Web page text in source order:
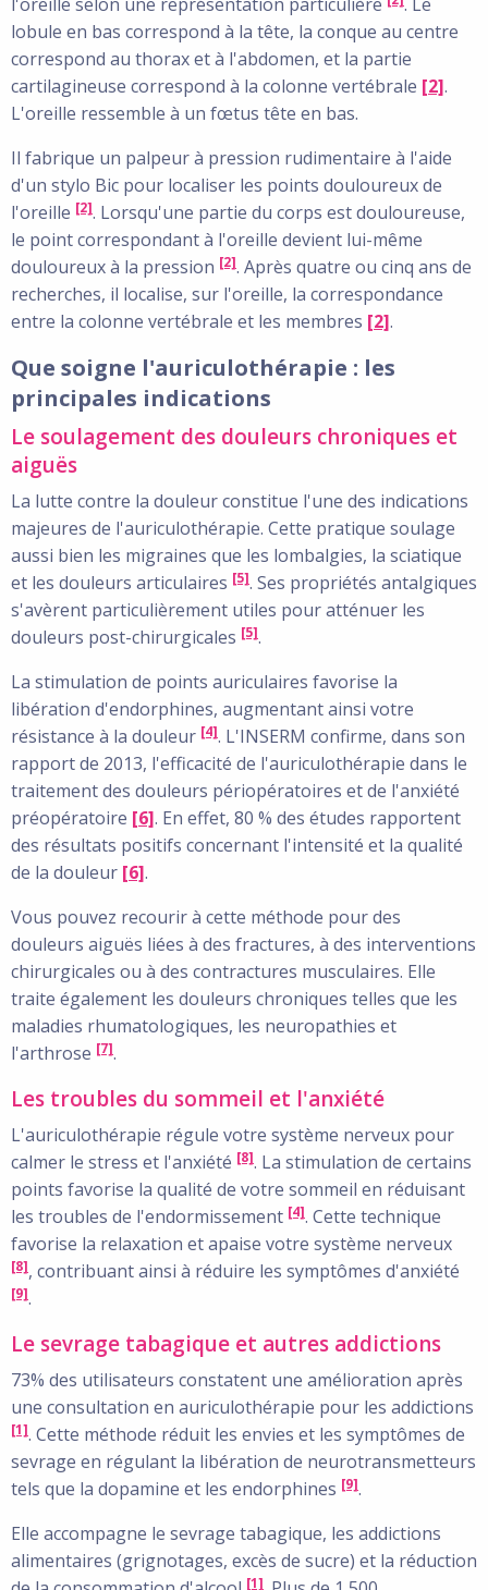
lobule en bas correspond à la tête, la conque au centre
correspond au thorax et à l'abdomen, et la partie
cartilagineuse correspond à la colonne vertébrale [2].
L'oreille ressemble à un fœtus tête en bas.
Il fabrique un palpeur à pression rudimentaire à l'aide
d'un stylo Bic pour localiser les points douloureux de
l'oreille [2]. Lorsqu'une partie du corps est douloureuse,
le point correspondant à l'oreille devient lui-même
douloureux à la pression [2]. Après quatre ou cinq ans de
recherches, il localise, sur l'oreille, la correspondance
entre la colonne vertébrale et les membres [2].
Que soigne l'auriculothérapie : les
principales indications
Le soulagement des douleurs chroniques et
aiguës
La lutte contre la douleur constitue l'une des indications
majeures de l'auriculothérapie. Cette pratique soulage
aussi bien les migraines que les lombalgies, la sciatique
et les douleurs articulaires [5]. Ses propriétés antalgiques
s'avèrent particulièrement utiles pour atténuer les
douleurs post-chirurgicales [5].
La stimulation de points auriculaires favorise la
libération d'endorphines, augmentant ainsi votre
résistance à la douleur [4]. L'INSERM confirme, dans son
rapport de 2013, l'efficacité de l'auriculothérapie dans le
traitement des douleurs périopératoires et de l'anxiété
préopératoire [6]. En effet, 80 % des études rapportent
des résultats positifs concernant l'intensité et la qualité
de la douleur [6].
Vous pouvez recourir à cette méthode pour des
douleurs aiguës liées à des fractures, à des interventions
chirurgicales ou à des contractures musculaires. Elle
traite également les douleurs chroniques telles que les
maladies rhumatologiques, les neuropathies et
l'arthrose [7].
Les troubles du sommeil et l'anxiété
L'auriculothérapie régule votre système nerveux pour
calmer le stress et l'anxiété [8]. La stimulation de certains
points favorise la qualité de votre sommeil en réduisant
les troubles de l'endormissement [4]. Cette technique
favorise la relaxation et apaise votre système nerveux
[8], contribuant ainsi à réduire les symptômes d'anxiété
[9].
Le sevrage tabagique et autres addictions
73% des utilisateurs constatent une amélioration après
une consultation en auriculothérapie pour les addictions
[1]. Cette méthode réduit les envies et les symptômes de
sevrage en régulant la libération de neurotransmetteurs
tels que la dopamine et les endorphines [9].
Elle accompagne le sevrage tabagique, les addictions
alimentaires (grignotages, excès de sucre) et la réduction
[1]